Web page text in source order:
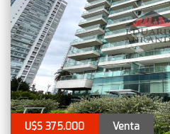
U$S 375.000 Venta